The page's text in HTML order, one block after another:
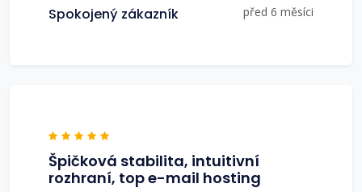
Spokojený zákazník před 6 měsíci
Špičková stabilita, intuitivní
rozhraní, top e-mail hosting